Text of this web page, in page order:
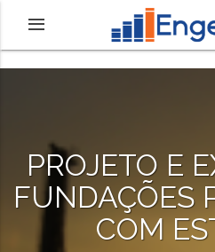
PROJETO E
FUNDAÇÕES
COM